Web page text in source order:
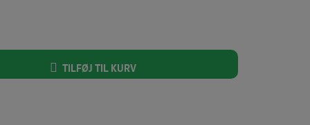
TILFØJ TIL KURV